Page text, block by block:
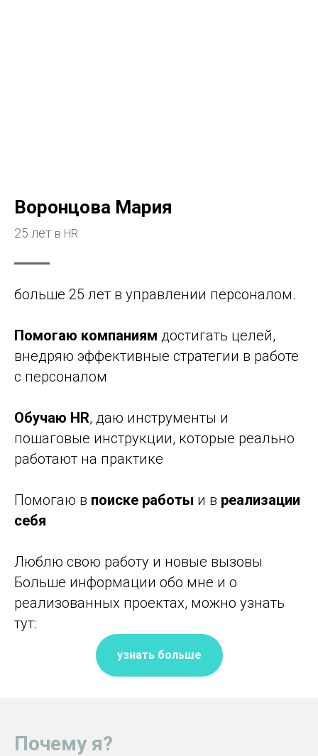
Воронцова Мария
25 лет в HR
больше 25 лет в управлении персоналом.
Помогаю компаниям достигать целей,
внедряю эффективные стратегии в работе
с персоналом
Обучаю HR, даю инструменты и
пошаговые инструкции, которые реально
работают на практике
Помогаю в поиске работы и в реализации
себя
Люблю свою работу и новые вызовы
Больше информации обо мне и о
реализованных проектах, можно узнать
тут:
узнать больше
Почему я?